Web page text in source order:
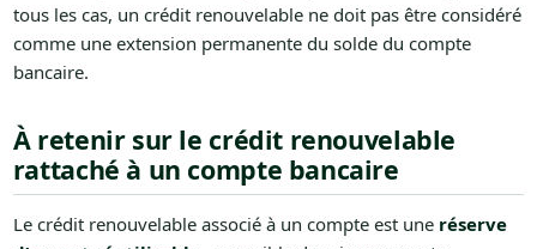
tous les cas, un crédit renouvelable ne doit pas être considéré
comme une extension permanente du solde du compte
bancaire.
À retenir sur le crédit renouvelable
rattaché à un compte bancaire
Le crédit renouvelable associé à un compte est une réserve